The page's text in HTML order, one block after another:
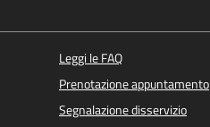
Leggi le FAQ
Prenotazione appuntamento
Segnalazione disservizio